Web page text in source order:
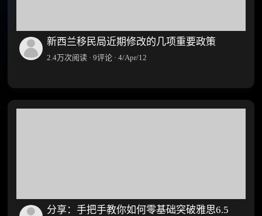
历
新西兰移民局近期修改的几项重要政策
2.4万次阅读 · 9评论 · 4/Apr/12
分享：手把手教你如何零基础突破雅思6.5